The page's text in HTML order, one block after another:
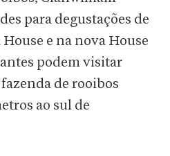
para degustações de
e na nova House
podem visitar
de rooibos
ao sul de